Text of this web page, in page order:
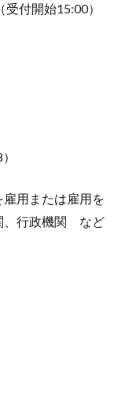
付開始15:00）
用または雇用を
、行政機関 など